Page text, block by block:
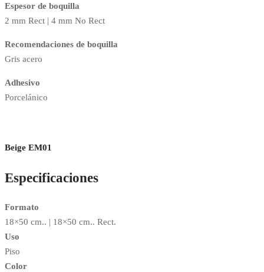
Espesor de boquilla
2 mm Rect | 4 mm No Rect
Recomendaciones de boquilla
Gris acero
Adhesivo
Porcelánico
Beige EM01
Especificaciones
Formato
18×50 cm.. | 18×50 cm.. Rect.
Uso
Piso
Color